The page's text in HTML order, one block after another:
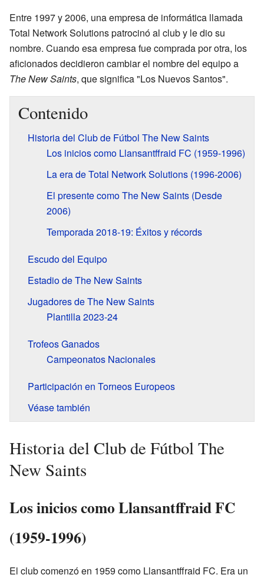
Entre 1997 y 2006, una empresa de informática llamada
Total Network Solutions patrocinó al club y le dio su
nombre. Cuando esa empresa fue comprada por otra, los
aficionados decidieron cambiar el nombre del equipo a
The New Saints, que significa "Los Nuevos Santos".
Contenido
Historia del Club de Fútbol The New Saints
Los inicios como Llansantffraid FC (1959-1996)
La era de Total Network Solutions (1996-2006)
El presente como The New Saints (Desde
2006)
Temporada 2018-19: Éxitos y récords
Escudo del Equipo
Estadio de The New Saints
Jugadores de The New Saints
Plantilla 2023-24
Trofeos Ganados
Campeonatos Nacionales
Participación en Torneos Europeos
Véase también
Historia del Club de Fútbol The
New Saints
Los inicios como Llansantffraid FC
(1959-1996)
El club comenzó en 1959 como Llansantffraid FC. Era un